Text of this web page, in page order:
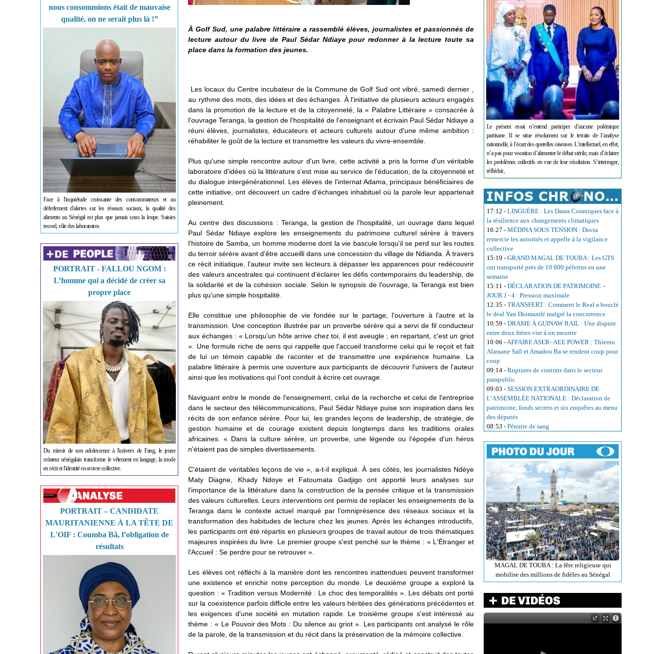
nous consommions était de mauvaise
qualité, on ne serait plus là !”
Face à l'inquiétude croissante des consommateurs et au
déferlement d'alertes sur les réseaux sociaux, la qualité des
aliments au Sénégal est plus que jamais sous la loupe. Saisies
record, rôle des laboratoires
PORTRAIT - FALLOU NGOM :
L’homme qui a décidé de créer sa
propre place
Du miroir de son adolescence à l'univers de Fang, le jeune
créateur sénégalais transforme le vêtement en langage, la mode
en récit et l'identité en œuvre collective.
PORTRAIT – CANDIDATE
MAURITANIENNE À LA TÊTE DE
L'OIF : Coumba Bâ, l’obligation de
résultats
À Golf Sud, une palabre littéraire a rassemblé élèves, journalistes et passionnés de
lecture autour du livre de Paul Sédar Ndiaye pour redonner à la lecture toute sa
place dans la formation des jeunes.
Les locaux du Centre incubateur de la Commune de Golf Sud ont vibré, samedi dernier ,
au rythme des mots, des idées et des échanges. À l'initiative de plusieurs acteurs engagés
dans la promotion de la lecture et de la citoyenneté, la « Palabre Littéraire » consacrée à
l'ouvrage Teranga, la gestion de l'hospitalité de l'enseignant et écrivain Paul Sédar Ndiaye a
réuni élèves, journalistes, éducateurs et acteurs culturels autour d'une même ambition :
réhabiliter le goût de la lecture et transmettre les valeurs du vivre-ensemble.
Plus qu'une simple rencontre autour d'un livre, cette activité a pris la forme d'un véritable
laboratoire d'idées où la littérature s'est mise au service de l'éducation, de la citoyenneté et
du dialogue intergénérationnel. Les élèves de l'internat Adama, principaux bénéficiaires de
cette initiative, ont découvert un cadre d'échanges inhabituel où la parole leur appartenait
pleinement.
Au centre des discussions : Teranga, la gestion de l'hospitalité, un ouvrage dans lequel
Paul Sédar Ndiaye explore les enseignements du patrimoine culturel sérère à travers
l'histoire de Samba, un homme moderne dont la vie bascule lorsqu'il se perd sur les routes
du terroir sérère avant d'être accueilli dans une concession du village de Ndianda. À travers
ce récit initiatique, l'auteur invite ses lecteurs à dépasser les apparences pour redécouvrir
des valeurs ancestrales qui continuent d'éclairer les défis contemporains du leadership, de
la solidarité et de la cohésion sociale. Selon le synopsis de l'ouvrage, la Teranga est bien
plus qu'une simple hospitalité.
Elle constitue une philosophie de vie fondée sur le partage, l'ouverture à l'autre et la
transmission. Une conception illustrée par un proverbe sérère qui a servi de fil conducteur
aux échanges : « Lorsqu'un hôte arrive chez toi, il est aveugle ; en repartant, c'est un griot
». Une formule riche de sens qui rappelle que l'accueil transforme celui qui le reçoit et fait
de lui un témoin capable de raconter et de transmettre une expérience humaine. La
palabre littéraire à permis une ouverture aux participants de découvrir l'univers de l'auteur
ainsi que les motivations qui l'ont conduit à écrire cet ouvrage.
Naviguant entre le monde de l'enseignement, celui de la recherche et celui de l'entreprise
dans le secteur des télécommunications, Paul Sédar Ndiaye puise son inspiration dans les
récits de son enfance sérère. Pour lui, les grandes leçons de leadership, de stratégie, de
gestion humaine et de courage existent depuis longtemps dans les traditions orales
africaines. « Dans la culture sérère, un proverbe, une légende ou l'épopée d'un héros
n'étaient pas de simples divertissements.
C'étaient de véritables leçons de vie », a-t-il expliqué. À ses côtés, les journalistes Ndèye
Maty Diagne, Khady Ndoye et Fatoumata Gadjigo ont apporté leurs analyses sur
l'importance de la littérature dans la construction de la pensée critique et la transmission
des valeurs culturelles. Leurs interventions ont permis de replacer les enseignements de la
Teranga dans le contexte actuel marqué par l'omniprésence des réseaux sociaux et la
transformation des habitudes de lecture chez les jeunes. Après les échanges introductifs,
les participants ont été répartis en plusieurs groupes de travail autour de trois thématiques
majeures inspirées du livre. Le premier groupe s'est penché sur le thème : « L'Étranger et
l'Accueil : Se perdre pour se retrouver ».
Les élèves ont réfléchi à la manière dont les rencontres inattendues peuvent transformer
une existence et enrichir notre perception du monde. Le deuxième groupe a exploré la
question : « Tradition versus Modernité : Le choc des temporalités ». Les débats ont porté
sur la coexistence parfois difficile entre les valeurs héritées des générations précédentes et
les exigences d'une société en mutation rapide. Le troisième groupe s'est intéressé au
thème : « Le Pouvoir des Mots : Du silence au griot ». Les participants ont analysé le rôle
de la parole, de la transmission et du récit dans la préservation de la mémoire collective.
Le présent essai n’entend participer d’aucune polémique
partisane. Il se situe résolument sur le terrain de l’analyse
rationnelle, à l’écart des querelles oiseuses. L’intellectuel, en effet,
n’a pas pour vocation d’alimenter le débat stérile, mais d’éclairer
les problèmes collectifs en vue de leur résolution. S’interroger,
réfléchir,
17:12 - LINGUÈRE : Les Daara Coraniques face à
la résilience aux changements climatiques
16:27 - MÉDINA SOUS TENSION : Docta
remercie les autorités et appelle à la vigilance
collective
15:19 - GRAND MAGAL DE TOUBA : Les GTS
ont transporté près de 10 000 pèlerins en une
semaine
15:11 - DÉCLARATION DE PATRIMOINE –
JOUR J - 4 : Pression maximale
12:35 - TRANSFERT : Comment le Real a bouclé
le deal Yan Diomandé malgré la concurrence
10:59 - DRAME À GUINAW RAIL : Une dispute
entre deux frères vire à un meurtre
10:06 -AFFAIRE ASER–AEE POWER : Thierno
Alassane Sall et Amadou Ba se rendent coup pour
coup
09:14 - Ruptures de contrats dans le secteur
parapublic
09:03 - SESSION EXTRAORDINAIRE DE
L’ASSEMBLÉE NATIONALE : Déclaration de
patrimoine, fonds secrets et six enquêtes au menu
des députés
08:53 - Pénurie de sang
MAGAL DE TOUBA : La fête religieuse qui
mobilise des millions de fidèles au Sénégal